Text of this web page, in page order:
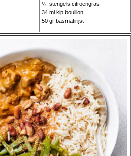
¼ stengels citroengras
34 ml kip bouillon
50 gr basmatirijst